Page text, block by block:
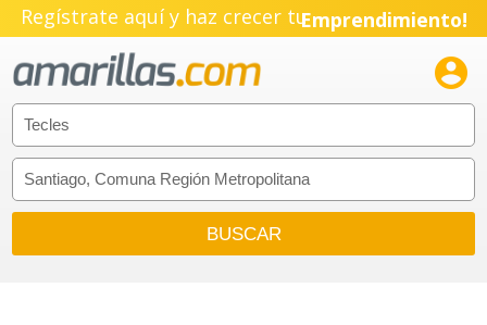
Regístrate aquí y haz crecer tuEmprendimiento!
